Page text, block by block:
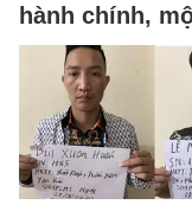
hành chính,